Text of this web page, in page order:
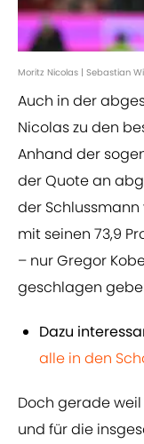
Moritz Nicolas | Sebastian
Auch in der
Nicolas zu den
Anhand der
der Quote an
der Schlussmann
mit seinen 73,9
– nur Gregor
geschlagen
Dazu
alle in den
Doch gerade
und für die